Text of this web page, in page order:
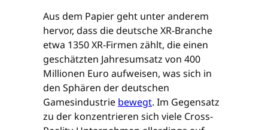
Aus dem Papier geht unter anderem
hervor, dass die deutsche XR-Branche
etwa 1350 XR-Firmen zählt, die einen
geschätzten Jahresumsatz von 400
Millionen Euro aufweisen, was sich in
den Sphären der deutschen
Gamesindustrie bewegt. Im Gegensatz
zu der konzentrieren sich viele Cross-